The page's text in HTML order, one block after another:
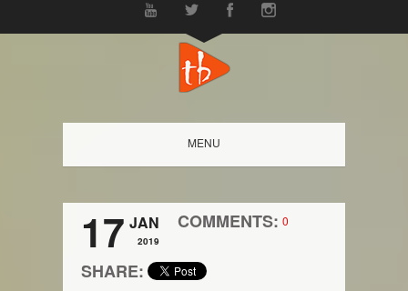
MENU
17 JAN
2019
COMMENTS: 0
SHARE: